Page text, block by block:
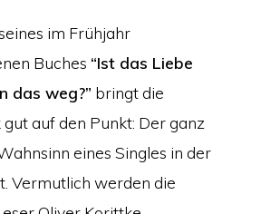
im Frühjahr
Buches “Ist das Liebe
das weg?” bringt die
auf den Punkt: Der ganz
eines Singles in der
Vermutlich werden die